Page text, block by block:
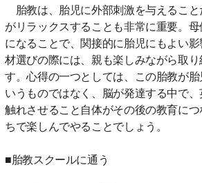
胎教は、胎児に外部刺激を与えるこ
がリラックスすることも非常に重要。
になることで、関接的に胎児にもよい
材選びの際には、親も楽しみながら取
す。心得の一つとしては、この胎教が胎
いうものではなく、脳が発達する中で、
触れさせること自体がその後の教育に
ちで楽しんでやることでしょう。
■胎教スクールに通う